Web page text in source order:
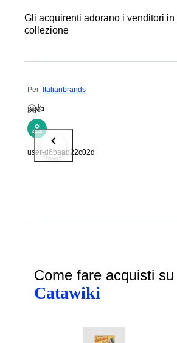
Gli acquirenti adorano i venditori in
collezione
Per Italianbrands
🤗👍
user-d6baad22c02d
Come fare acquisti su
Catawiki